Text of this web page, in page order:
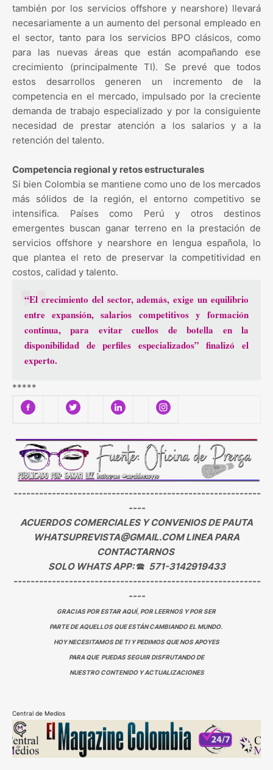
también por los servicios offshore y nearshore) llevará
necesariamente a un aumento del personal empleado en
el sector, tanto para los servicios BPO clásicos, como
para las nuevas áreas que están acompañando ese
crecimiento (principalmente TI). Se prevé que todos
estos desarrollos generen un incremento de la
competencia en el mercado, impulsado por la creciente
demanda de trabajo especializado y por la consiguiente
necesidad de prestar atención a los salarios y a la
retención del talento.
Competencia regional y retos estructurales
Si bien Colombia se mantiene como uno de los mercados
más sólidos de la región, el entorno competitivo se
intensifica. Países como Perú y otros destinos
emergentes buscan ganar terreno en la prestación de
servicios offshore y nearshore en lengua española, lo
que plantea el reto de preservar la competitividad en
costos, calidad y talento.
“El crecimiento del sector, además, exige un equilibrio
entre expansión,salarios competitivosy formación
continua, para evitar cuellos de botella en la
disponibilidad de perfiles especializados” finalizó el
experto.
*****
----------------------------------------------------------
----
ACUERDOS COMERCIALES Y CONVENIOS DE PAUTA
WHATSUPREVISTA@GMAIL.COM LINEA PARA
CONTACTARNOS
SOLO WHATS APP:🕿 571-3142919433
----------------------------------------------------------
----
GRACIAS POR ESTAR AQUÍ, POR LEERNOS Y POR SER
PARTE DE AQUELLOS QUE ESTÁN CAMBIANDO EL MUNDO.
HOY NECESITAMOS DE TI Y PEDIMOS QUE NOS APOYES
PARA QUE PUEDAS SEGUIR DISFRUTANDO DE
NUESTRO CONTENIDO Y ACTUALIZACIONES
Central de Medios